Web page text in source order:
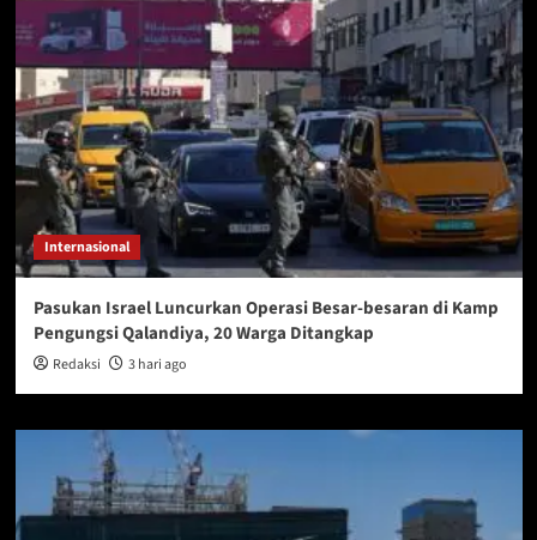
Internasional
Pasukan Israel Luncurkan Operasi Besar-besaran di Kamp
Pengungsi Qalandiya, 20 Warga Ditangkap
Redaksi 3 hari ago